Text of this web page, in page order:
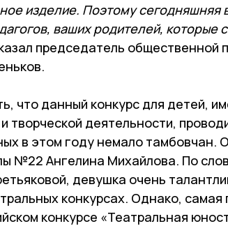
изделие. Поэтому сегодняшняя
ваших родителей, которые
председатель общественной
что данный конкурс для детей,
творческой деятельности,
в этом году немало тамбовчан.
№22 Ангелина Михайлова. По
девушка очень
конкурсах. Однако,
конкурсе «Театральная